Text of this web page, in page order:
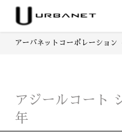
アーバネットコーポレーション
アジールコート
年